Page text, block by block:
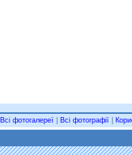
Всі фотогалереї Всі фотографії